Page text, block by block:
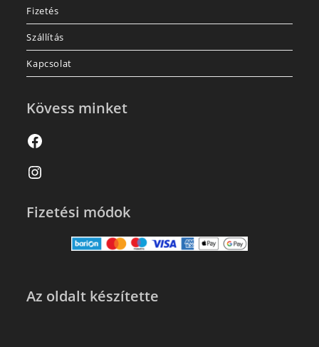
Fizetés
Szállítás
Kapcsolat
Kövess minket
Fizetési módok
Az oldalt készítette